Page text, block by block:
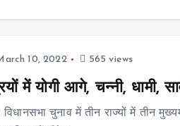
10, 2022 565 views
में योगी आगे, चन्नी, धामी,
विधानसभा चुनाव में तीन राज्यों में तीन